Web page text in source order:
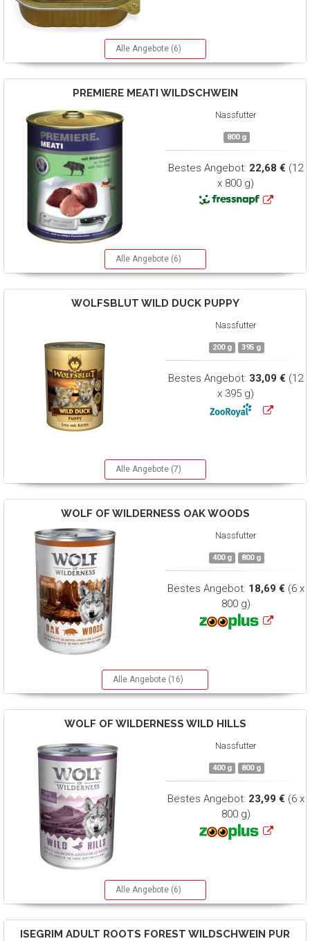
Alle Angebote (6)
PREMIEREMEATI WILDSCHWEIN
Nassfutter
800 g
Bestes Angebot: 22,68 € (12
x 800 g)
Alle Angebote (6)
WOLFSBLUT WILD DUCK PUPPY
Nassfutter
200 g 395 g
Bestes Angebot: 33,09 € (12
x 395 g)
Alle Angebote (7)
WOLF OF WILDERNESS OAK WOODS
Nassfutter
400 g 800 g
Bestes Angebot: 18,69 € (6 x
800 g)
Alle Angebote (16)
WOLF OF WILDERNESS WILD HILLS
Nassfutter
400 g 800 g
Bestes Angebot: 23,99 € (6 x
800 g)
Alle Angebote (6)
ISEGRIM ADULT ROOTS FOREST WILDSCHWEIN PUR